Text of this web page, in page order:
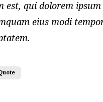
est, qui dolorem
eius modi